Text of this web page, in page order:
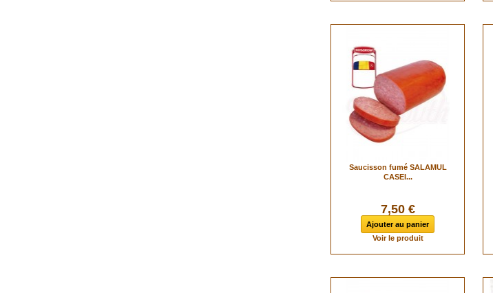
Saucisson fumé SALAMUL
CASEI...
7,50 €
Ajouter au panier
Voir le produit